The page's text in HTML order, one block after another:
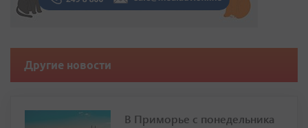
Другие новости
В Приморье с понедельника